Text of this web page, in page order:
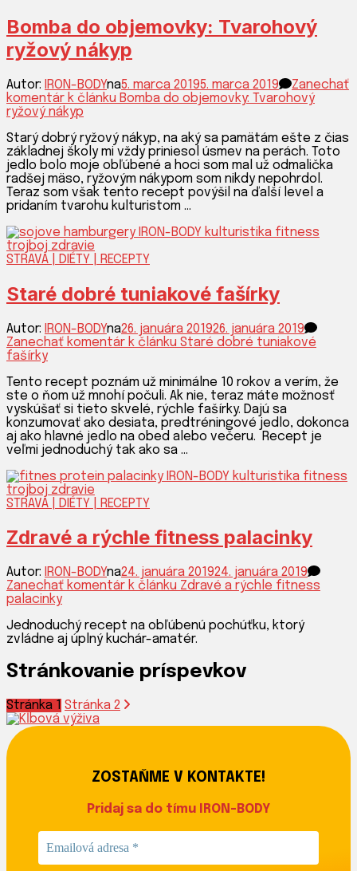
Bomba do objemovky: Tvarohový
ryžový nákyp
Autor: IRON-BODYna5. marca 20195. marca 2019
Zanechať
komentár k článku Bomba do objemovky: Tvarohový
ryžový nákyp
Starý dobrý ryžový nákyp, na aký sa pamätám ešte z čias
základnej školy mi vždy priniesol úsmev na perách. Toto
jedlo bolo moje obľúbené a hoci som mal už odmalička
radšej mäso, ryžovým nákypom som nikdy nepohrdol.
Teraz som však tento recept povýšil na ďalší level a
pridaním tvarohu kulturistom …
STRAVA | DIÉTY | RECEPTY
Staré dobré tuniakové fašírky
Autor: IRON-BODYna26. januára 201926. januára 2019
Zanechať komentár k článku Staré dobré tuniakové
fašírky
Tento recept poznám už minimálne 10 rokov a verím, že
ste o ňom už mnohí počuli. Ak nie, teraz máte možnosť
vyskúšať si tieto skvelé, rýchle fašírky. Dajú sa
konzumovať ako desiata, predtréningové jedlo, dokonca
aj ako hlavné jedlo na obed alebo večeru. Recept je
veľmi jednoduchý tak ako sa …
STRAVA | DIÉTY | RECEPTY
Zdravé a rýchle fitness palacinky
Autor: IRON-BODYna24. januára 201924. januára 2019
Zanechať komentár k článku Zdravé a rýchle fitness
palacinky
Jednoduchý recept na obľúbenú pochúťku, ktorý
zvládne aj úplný kuchár-amatér.
Stránkovanie príspevkov
Stránka 1 Stránka 2
ZOSTAŇME V KONTAKTE!
Pridaj sa do tímu IRON-BODY